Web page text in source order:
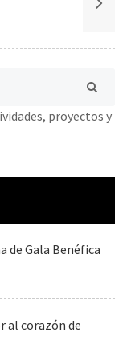
proyectos y
de Gala Benéfica
al corazón de